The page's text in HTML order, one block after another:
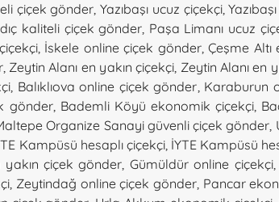
çiçek gönder,Yazıbaşı ucuz çiçekçi,
kaliteli çiçek gönder, Paşa Limanı ucuz
, İskele online çiçek gönder, Çeşme Altı
, Zeytin Alanı en yakın çiçekçi, Zeytin Alanı en
, Balıklıova online çiçek gönder, Karaburun
gönder, Bademli Köyü ekonomik çiçekçi,
Organize Sanayi güvenli çiçek gönder,
Kampüsü hesaplı çiçekçi, İYTE Kampüsü
yakın çiçek gönder, Gümüldür online çiçekçi
, Zeytindağ online çiçek gönder, Pancar